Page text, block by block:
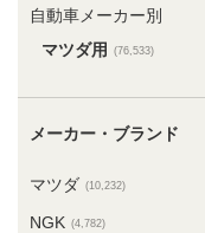
自動車メーカー別
マツダ用
(76,533)
メーカー・ブランド
マツダ (10,232)
NGK (4,782)